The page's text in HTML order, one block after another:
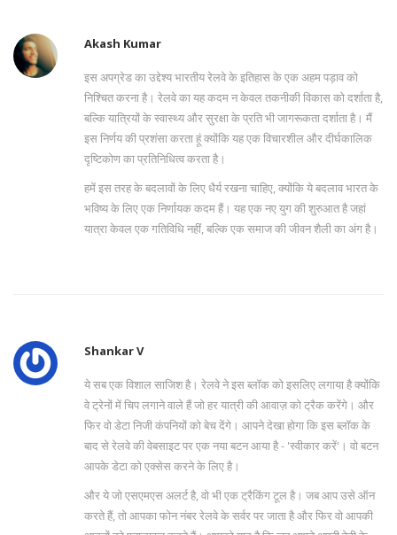
Akash Kumar
इस अपग्रेड का उद्देश्य भारतीय रेलवे के इतिहास के एक अहम पड़ाव को
निश्चित करना है। रेलवे का यह कदम न केवल तकनीकी विकास को दर्शाता है,
बल्कि यात्रियों के स्वास्थ्य और सुरक्षा के प्रति भी जागरूकता दर्शाता है। मैं
इस निर्णय की प्रशंसा करता हूं क्योंकि यह एक विचारशील और दीर्घकालिक
दृष्टिकोण का प्रतिनिधित्व करता है।
हमें इस तरह के बदलावों के लिए धैर्य रखना चाहिए, क्योंकि ये बदलाव भारत के
भविष्य के लिए एक निर्णायक कदम हैं। यह एक नए युग की शुरुआत है जहां
यात्रा केवल एक गतिविधि नहीं, बल्कि एक समाज की जीवन शैली का अंग है।
Shankar V
ये सब एक विशाल साजिश है। रेलवे ने इस ब्लॉक को इसलिए लगाया है क्योंकि
वे ट्रेनों में चिप लगाने वाले हैं जो हर यात्री की आवाज़ को ट्रैक करेंगे। और
फिर वो डेटा निजी कंपनियों को बेच देंगे। आपने देखा होगा कि इस ब्लॉक के
बाद से रेलवे की वेबसाइट पर एक नया बटन आया है - 'स्वीकार करें'। वो बटन
आपके डेटा को एक्सेस करने के लिए है।
और ये जो एसएमएस अलर्ट है, वो भी एक ट्रैकिंग टूल है। जब आप उसे ऑन
करते हैं, तो आपका फोन नंबर रेलवे के सर्वर पर जाता है और फिर वो आपकी